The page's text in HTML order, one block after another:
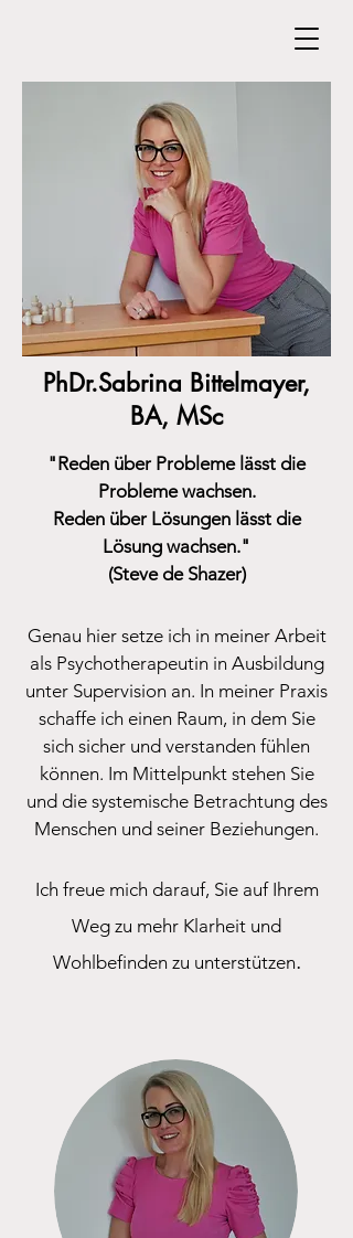
PhDr.Sabrina Bittelmayer,
BA, MSc
"Reden über Probleme lässt die
Probleme wachsen.
Reden über Lösungen lässt die
Lösung wachsen."
(Steve de Shazer)
Genau hier setze ich in meiner Arbeit
als Psychotherapeutin in Ausbildung
unter Supervision an. In meiner Praxis
schaffe ich einen Raum, in dem Sie
sich sicher und verstanden fühlen
können. Im Mittelpunkt stehen Sie
und die systemische Betrachtung des
Menschen und seiner Beziehungen.
Ich freue mich darauf, Sie auf Ihrem
Weg zu mehr Klarheit und
Wohlbefinden zu unterstützen.